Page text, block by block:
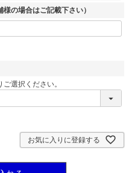
の場合はご記載下さい）
選択ください。
お気に入りに登録する